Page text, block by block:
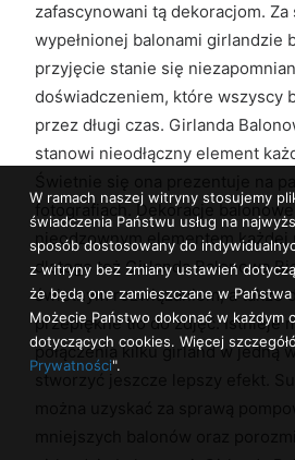
zafascynowani tą dekoracjom.
wypełnionej balonami girlandzie
przyjęcie stanie się
doświadczeniem, które wszyscy
przez długi czas. Girlanda
stanowi nieodłączny element
fotografiach. Dekoracje balonowe
nieodzownym elementem każdej
dlatego też Girlanda Balonowa
świetnym rozwiązaniem, a także
przepiękne tło do zdjęć. Istnieje
połączenia kilku girland w jedną
stworzyć jeszcze lepszy efekt.
można uzyskać za sprawą
mniejszych balonów oraz
W ramach naszej witryny stosujemy
świadczenia Państwu usług na
sposób dostosowany do
z witryny bez zmiany ustawień
że będą one zamieszczane w
Możecie Państwo dokonać w każdym
dotyczących cookies. Więcej
Prywatności".